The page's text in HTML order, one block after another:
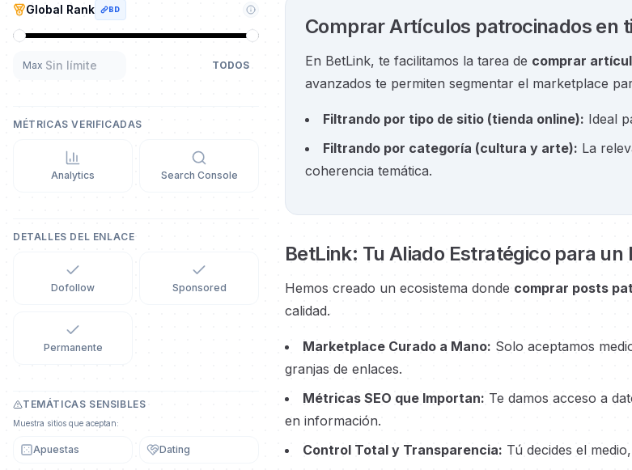
Global Rank BD
Max TODOS
MÉTRICAS VERIFICADAS
Analytics Search Console
DETALLES DEL ENLACE
Dofollow Sponsored
Permanente
TEMÁTICAS SENSIBLES
Muestra sitios que aceptan:
Apuestas Dating
Comprar Artículos patrocinados en
En BetLink, te facilitamos la tarea de comprar
avanzados te permiten segmentar el marketplace
Filtrando por tipo de sitio (tienda online): Ideal
Filtrando por categoría (cultura y arte): La
coherencia temática.
BetLink: Tu Aliado Estratégico para
Hemos creado un ecosistema donde comprar posts
calidad.
Marketplace Curado a Mano: Solo aceptamos
granjas de enlaces.
Métricas SEO que Importan: Te damos acceso a
en información.
Control Total y Transparencia: Tú decides el